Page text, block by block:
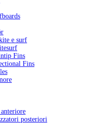
e surf
Fins
Fins
posteriori